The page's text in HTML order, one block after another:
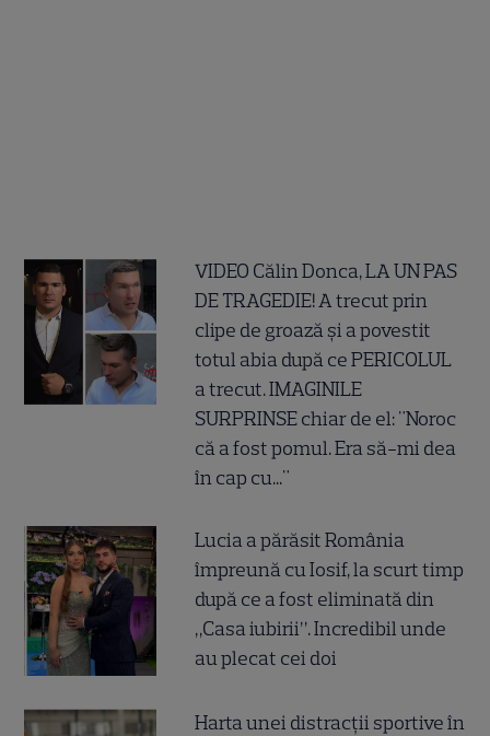
VIDEO Călin Donca, LA UN PAS
DE TRAGEDIE! A trecut prin
clipe de groază și a povestit
totul abia după ce PERICOLUL
a trecut. IMAGINILE
SURPRINSE chiar de el: "Noroc
că a fost pomul. Era să-mi dea
în cap cu..."
Lucia a părăsit România
împreună cu Iosif, la scurt timp
după ce a fost eliminată din
„Casa iubirii”. Incredibil unde
au plecat cei doi
Harta unei distracții sportive în